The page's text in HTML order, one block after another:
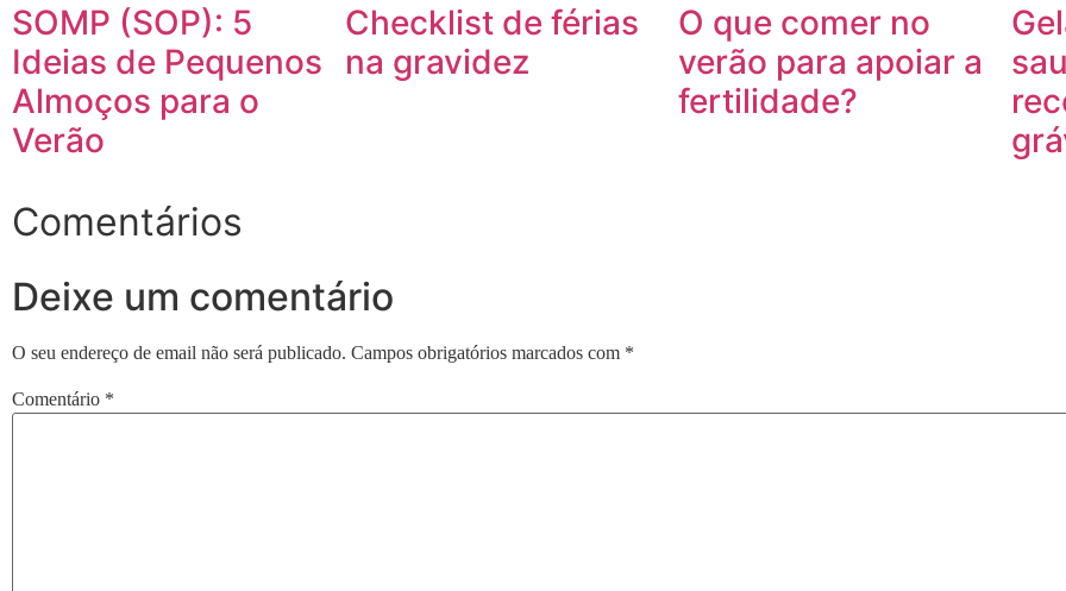
SOMP (SOP): 5
Ideias de Pequenos
Almoços para o
Verão
Checklist de férias
na gravidez
O que comer no
verão para apoiar a
fertilidade?
Comentários
Deixe um comentário
O seu endereço de email não será publicado. Campos obrigatórios marcados com *
Comentário *